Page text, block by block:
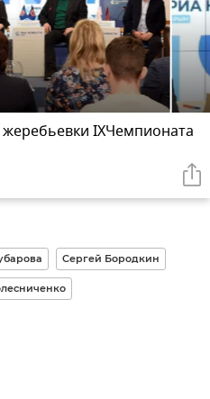
IXЧемпионата
Сергей Бородкин